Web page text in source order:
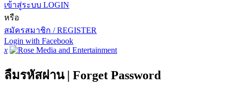
เข้าสู่ระบบ LOGIN
หรือ
สมัครสมาชิก / REGISTER
Login with Facebook
x
ลืมรหัสผ่าน | Forget Password